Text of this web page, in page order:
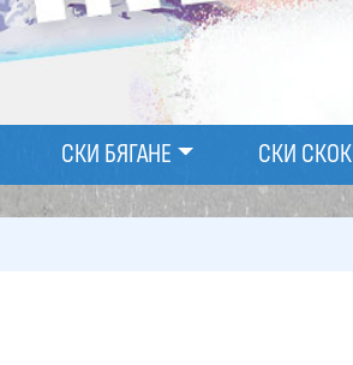
СКИ БЯГАНЕ СКИ СКОК